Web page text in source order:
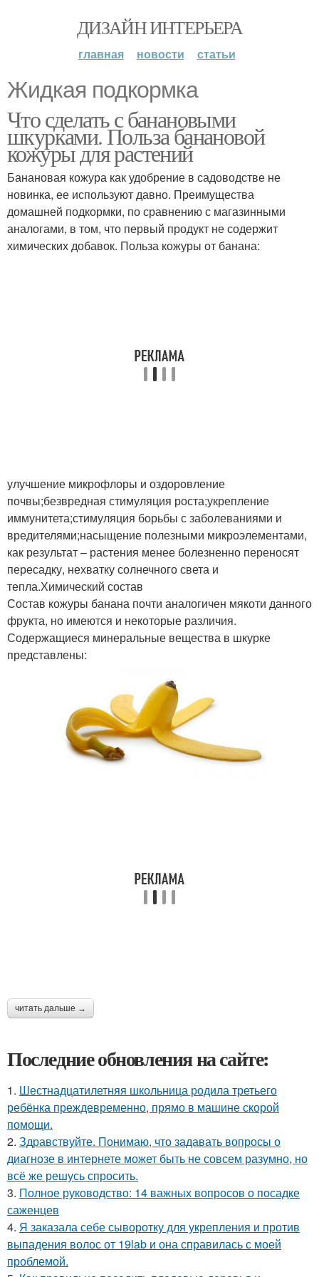
ДИЗАЙН ИНТЕРЬЕРА
главная новости статьи
Жидкая подкормка
Что сделать с банановыми
шкурками. Польза банановой
кожуры для растений
Банановая кожура как удобрение в садоводстве не
новинка, ее используют давно. Преимущества
домашней подкормки, по сравнению с магазинными
аналогами, в том, что первый продукт не содержит
химических добавок. Польза кожуры от банана:
улучшение микрофлоры и оздоровление
почвы;безвредная стимуляция роста;укрепление
иммунитета;стимуляция борьбы с заболеваниями и
вредителями;насыщение полезными микроэлементами,
как результат – растения менее болезненно переносят
пересадку, нехватку солнечного света и
тепла.Химический состав
Состав кожуры банана почти аналогичен мякоти данного
фрукта, но имеются и некоторые различия.
Содержащиеся минеральные вещества в шкурке
представлены:
читать дальше →
Последние обновления на сайте:
1. Шестнадцатилетняя школьница родила третьего
ребёнка преждевременно, прямо в машине скорой
помощи.
2. Здравствуйте. Понимаю, что задавать вопросы о
диагнозе в интернете может быть не совсем разумно, но
всё же решусь спросить.
3. Полное руководство: 14 важных вопросов о посадке
саженцев
4. Я заказала себе сыворотку для укрепления и против
выпадения волос от 19lab и она справилась с моей
проблемой.